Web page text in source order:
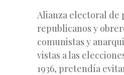
Alianza electoral de
republicanos y
comunistas y
vistas a las
1936, pretendía